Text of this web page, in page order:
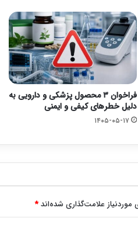
فراخوان ۳ محصول پزشکی و دارویی به
دلیل خطرهای کیفی و ایمنی
۱۴۰۵-۰۵-۱۷
علامت‌گذاری شده‌اند*